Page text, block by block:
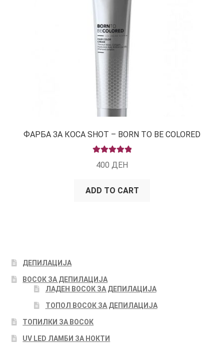
ФАРБА ЗА КОСА SHOT – BORN TO BE COLORED
OUT OF 5
400 ДЕН
ADD TO CART
ДЕПИЛАЦИЈА
ВОСОК ЗА ДЕПИЛАЦИЈА
ЛАДЕН ВОСОК ЗА ДЕПИЛАЦИЈА
ТОПОЛ ВОСОК ЗА ДЕПИЛАЦИЈА
ТОПИЛКИ ЗА ВОСОК
UV LED ЛАМБИ ЗА НОКТИ